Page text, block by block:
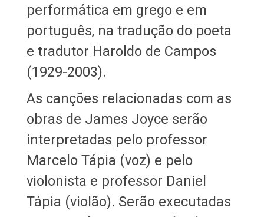
performática em grego e em
português, na tradução do poeta
e tradutor Haroldo de Campos
(1929-2003).
As canções relacionadas com as
obras de James Joyce serão
interpretadas pelo professor
Marcelo Tápia (voz) e pelo
violonista e professor Daniel
Tápia (violão). Serão executadas